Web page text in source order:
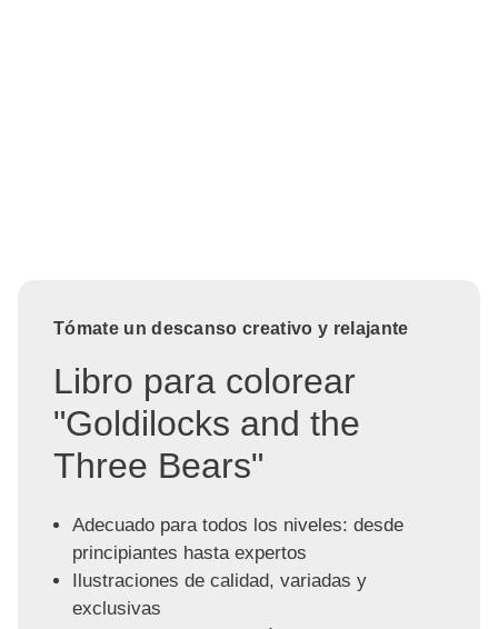
Tómate un descanso creativo y relajante
Libro para colorear
"Goldilocks and the
Three Bears"
Adecuado para todos los niveles: desde
principiantes hasta expertos
Ilustraciones de calidad, variadas y
exclusivas